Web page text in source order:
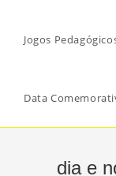
Jogos
Data
dia e